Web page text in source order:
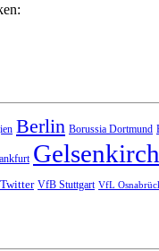
Berlin Borussia Dortmund
Twitter VfB Stuttgart VfL